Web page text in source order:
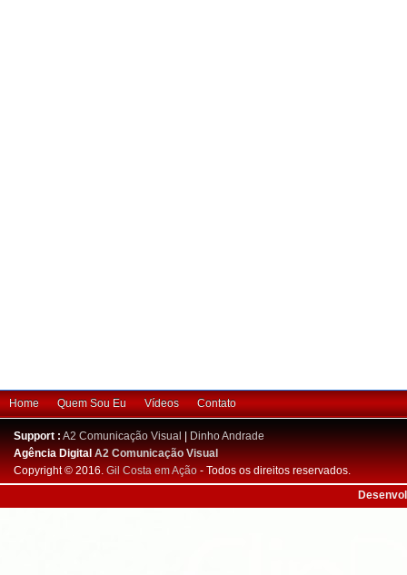
Home Quem Sou Eu Vídeos Contato
Support : A2 Comunicação Visual
Dinho Andrade
Agência DigitalA2 Comunicação Visual
Copyright © 2016. Gil Costa em Ação - Todos os direitos reservados.